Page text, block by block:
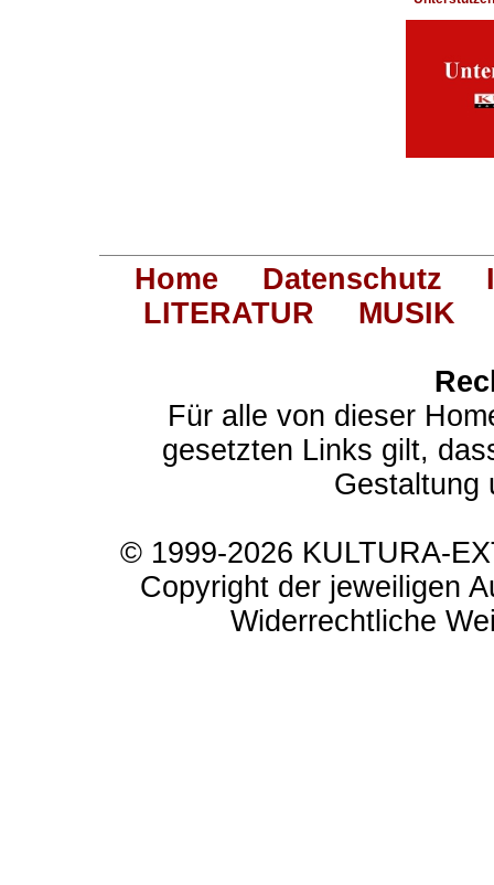
Home Datenschutz
LITERATUR
MUSIK
Für alle von dieser
gesetzten Links gilt,
Gestaltung
© 1999-2026 KULTURA-
Copyright der jeweiligen
Widerrechtliche